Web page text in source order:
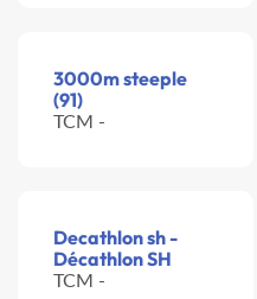
3000m steeple
(91)
TCM -
Decathlon sh -
Décathlon SH
TCM -